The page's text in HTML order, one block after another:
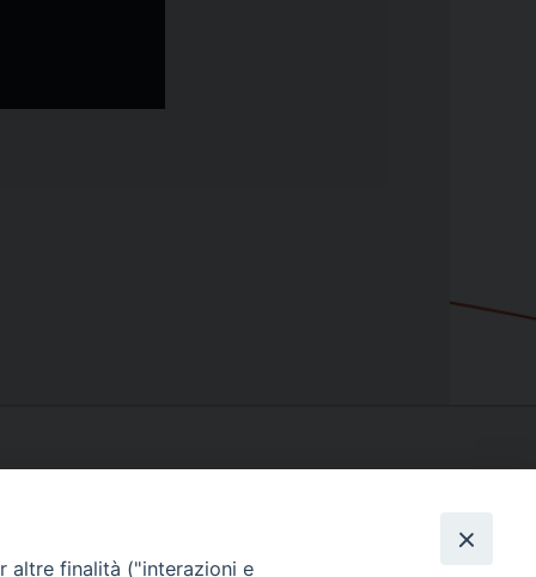
altre finalità ("interazioni e